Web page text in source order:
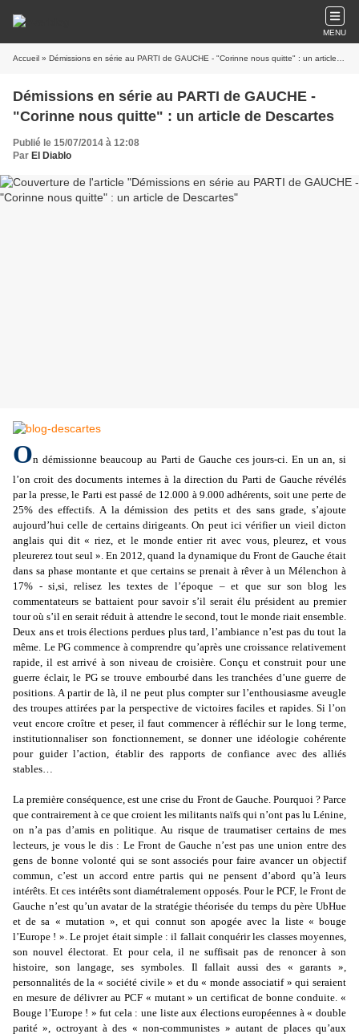
MENU
Accueil » Démissions en série au PARTI de GAUCHE - "Corinne nous quitte" : un article de Descartes
Démissions en série au PARTI de GAUCHE -
"Corinne nous quitte" : un article de Descartes
Publié le 15/07/2014 à 12:08
Par El Diablo
On démissionne beaucoup au Parti de Gauche ces jours-ci. En un an, si
l’on croit des documents internes à la direction du Parti de Gauche révélés
par la presse, le Parti est passé de 12.000 à 9.000 adhérents, soit une perte de
25% des effectifs. A la démission des petits et des sans grade, s’ajoute
aujourd’hui celle de certains dirigeants. On peut ici vérifier un vieil dicton
anglais qui dit « riez, et le monde entier rit avec vous, pleurez, et vous
pleurerez tout seul ». En 2012, quand la dynamique du Front de Gauche était
dans sa phase montante et que certains se prenait à rêver à un Mélenchon à
17% - si,si, relisez les textes de l’époque – et que sur son blog les
commentateurs se battaient pour savoir s’il serait élu président au premier
tour où s’il en serait réduit à attendre le second, tout le monde riait ensemble.
Deux ans et trois élections perdues plus tard, l’ambiance n’est pas du tout la
même. Le PG commence à comprendre qu’après une croissance relativement
rapide, il est arrivé à son niveau de croisière. Conçu et construit pour une
guerre éclair, le PG se trouve embourbé dans les tranchées d’une guerre de
positions. A partir de là, il ne peut plus compter sur l’enthousiasme aveugle
des troupes attirées par la perspective de victoires faciles et rapides. Si l’on
veut encore croître et peser, il faut commencer à réfléchir sur le long terme,
institutionnaliser son fonctionnement, se donner une idéologie cohérente
pour guider l’action, établir des rapports de confiance avec des alliés
stables…
La première conséquence, est une crise du Front de Gauche. Pourquoi ? Parce
que contrairement à ce que croient les militants naïfs qui n’ont pas lu Lénine,
on n’a pas d’amis en politique. Au risque de traumatiser certains de mes
lecteurs, je vous le dis : Le Front de Gauche n’est pas une union entre des
gens de bonne volonté qui se sont associés pour faire avancer un objectif
commun, c’est un accord entre partis qui ne pensent d’abord qu’à leurs
intérêts. Et ces intérêts sont diamétralement opposés. Pour le PCF, le Front de
Gauche n’est qu’un avatar de la stratégie théorisée du temps du père UbHue
et de sa « mutation », et qui connut son apogée avec la liste « bouge
l’Europe ! ». Le projet était simple : il fallait conquérir les classes moyennes,
son nouvel électorat. Et pour cela, il ne suffisait pas de renoncer à son
histoire, son langage, ses symboles. Il fallait aussi des « garants »,
personnalités de la « société civile » et du « monde associatif » qui seraient
en mesure de délivrer au PCF « mutant » un certificat de bonne conduite. «
Bouge l’Europe ! » fut cela : une liste aux élections européennes à « double
parité », octroyant à des « non-communistes » autant de places qu’aux